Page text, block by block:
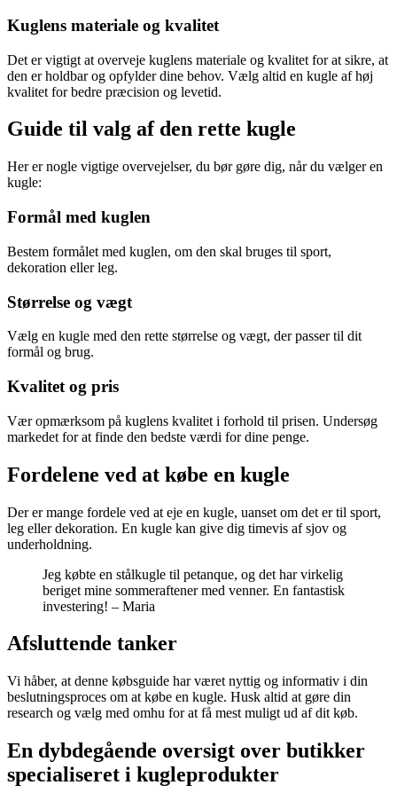
Kuglens materiale og kvalitet
Det er vigtigt at overveje kuglens materiale og kvalitet for at sikre, at
den er holdbar og opfylder dine behov. Vælg altid en kugle af høj
kvalitet for bedre præcision og levetid.
Guide til valg af den rette kugle
Her er nogle vigtige overvejelser, du bør gøre dig, når du vælger en
kugle:
Formål med kuglen
Bestem formålet med kuglen, om den skal bruges til sport,
dekoration eller leg.
Størrelse og vægt
Vælg en kugle med den rette størrelse og vægt, der passer til dit
formål og brug.
Kvalitet og pris
Vær opmærksom på kuglens kvalitet i forhold til prisen. Undersøg
markedet for at finde den bedste værdi for dine penge.
Fordelene ved at købe en kugle
Der er mange fordele ved at eje en kugle, uanset om det er til sport,
leg eller dekoration. En kugle kan give dig timevis af sjov og
underholdning.
Jeg købte en stålkugle til petanque, og det har virkelig
beriget mine sommeraftener med venner. En fantastisk
investering! – Maria
Afsluttende tanker
Vi håber, at denne købsguide har været nyttig og informativ i din
beslutningsproces om at købe en kugle. Husk altid at gøre din
research og vælg med omhu for at få mest muligt ud af dit køb.
En dybdegående oversigt over butikker
specialiseret i kugleprodukter